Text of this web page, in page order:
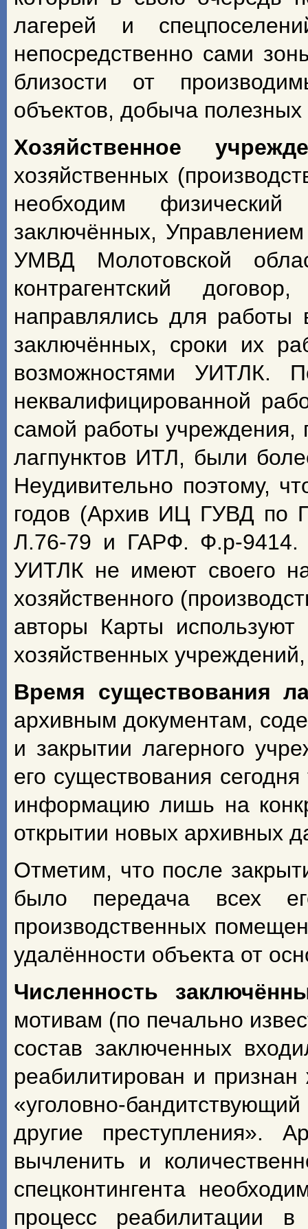
лагерей и
непосредственно сами
близости от
объектов, добыча
Хозяйственное
хозяйственных
необходим
заключённых,
УМВД Молотовской
контрагентский
направлялись для работы
заключённых, сроки их
возможностями УИТЛК.
неквалифицированной
самой работы учреждения,
лагпунктов ИТЛ, были
Неудивительно поэтому,
годов (Архив ИЦ ГУВД по
Л.76-79 и ГАРФ. Ф.р-9414.
УИТЛК не имеют своего
хозяйственного
авторы Карты используют
хозяйственных
Время
существования
архивным документам,
и закрытии лагерного
его существования
информацию лишь на
открытии новых архивных
Отметим, что после
было передача всех
производственных
удалённости объекта от
Численность
мотивам (по печально
состав заключенных
реабилитирован и
«уголовно-
другие преступления».
вычленить и
спецконтингента
процесс реабилитации